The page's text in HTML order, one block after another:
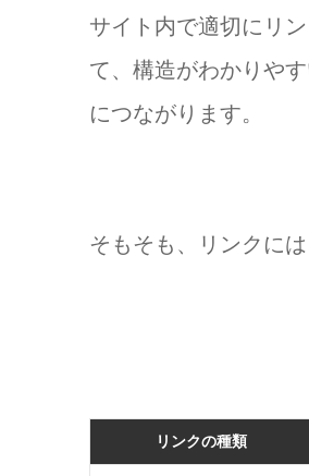
推奨さ
推奨さ
推奨さ
Q:リンクの
サイト内で適切にリ
て、構造がわかりや
につながります。
そもそも、リンクに
リンクの種類